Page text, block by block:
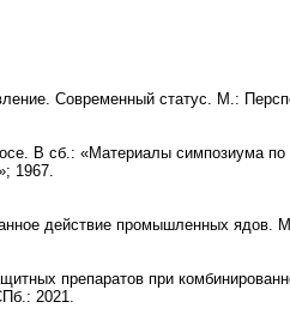
Современный статус. М.:
В сб.: «Материалы симпозиума по
1967.
действие промышленных ядов.
препаратов при
2021.